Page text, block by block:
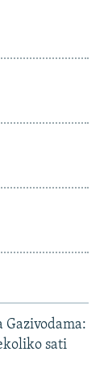
Gazivodama:
sati